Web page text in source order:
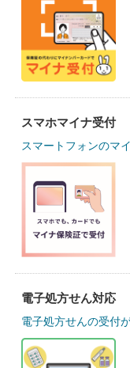
スマホマイナ受付
スマートフォンのマ
電子処方せん対応
電子処方せんの受付